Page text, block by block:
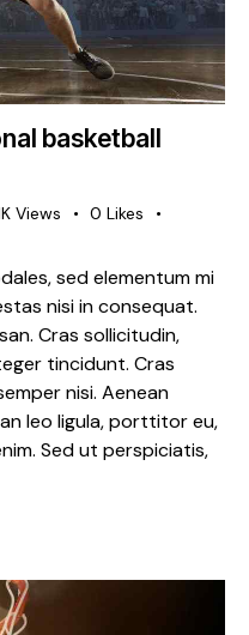
basketball
Views 0 Likes
sed elementum mi
nisi in consequat.
Cras sollicitudin,
tincidunt. Cras
nisi. Aenean
leo ligula, porttitor eu,
Sed ut perspiciatis,